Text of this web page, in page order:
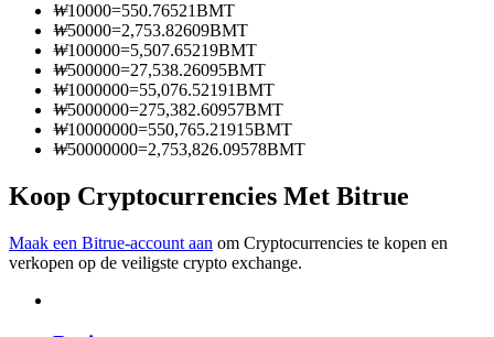
Informatie
Big data-analyse inclusief handelsinformatie, enz.
₩10000=550.76521BMT
₩50000=2,753.82609BMT
₩100000=5,507.65219BMT
₩500000=27,538.26095BMT
₩1000000=55,076.52191BMT
₩5000000=275,382.60957BMT
₩10000000=550,765.21915BMT
₩50000000=2,753,826.09578BMT
Koop Cryptocurrencies Met Bitrue
Maak een Bitrue-account aan om Cryptocurrencies te kopen en
verkopen op de veiligste crypto exchange.